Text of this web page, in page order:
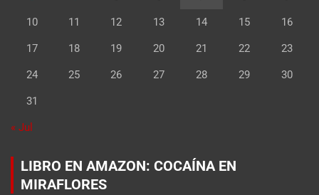
10 11 12 13 14 15 16
17 18 19 20 21 22 23
24 25 26 27 28 29 30
31
« Jul
LIBRO EN AMAZON: COCAÍNA EN
MIRAFLORES